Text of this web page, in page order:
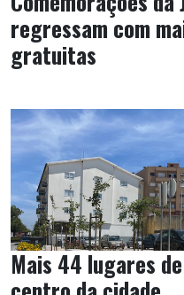
regressam com
gratuitas
Mais 44 lugares